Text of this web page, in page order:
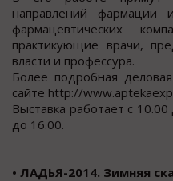
направлений фармации
фармацевтических
практикующие врачи,
власти и профессура.
Более подробная
сайте http://
Выставка работает с
до 16.00.
• ЛАДЬЯ-2014. Зимняя